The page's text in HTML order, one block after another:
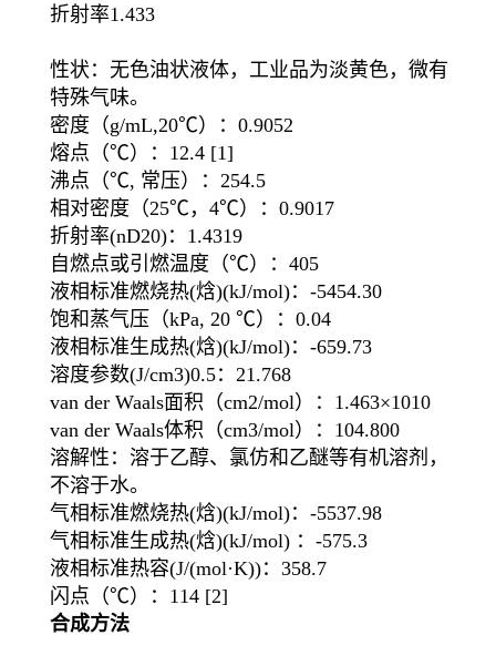
折射率1.433
性状：无色油状液体，工业品为淡黄色，微有
特殊气味。
密度（g/mL,20℃）：0.9052
熔点（℃）：12.4 [1]
沸点（℃, 常压）：254.5
相对密度（25℃，4℃）：0.9017
折射率(nD20)：1.4319
自燃点或引燃温度（℃）：405
液相标准燃烧热(焓)(kJ/mol)：-5454.30
饱和蒸气压（kPa, 20 ℃）：0.04
液相标准生成热(焓)(kJ/mol)：-659.73
溶度参数(J/cm3)0.5：21.768
van der Waals面积（cm2/mol）：1.463×1010
van der Waals体积（cm3/mol）：104.800
溶解性：溶于乙醇、氯仿和乙醚等有机溶剂，
不溶于水。
气相标准燃烧热(焓)(kJ/mol)：-5537.98
气相标准生成热(焓)(kJ/mol) ：-575.3
液相标准热容(J/(mol·K))：358.7
闪点（℃）：114 [2]
合成方法